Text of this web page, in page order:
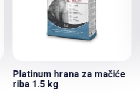
Platinum hrana za mačiće
riba 1.5 kg